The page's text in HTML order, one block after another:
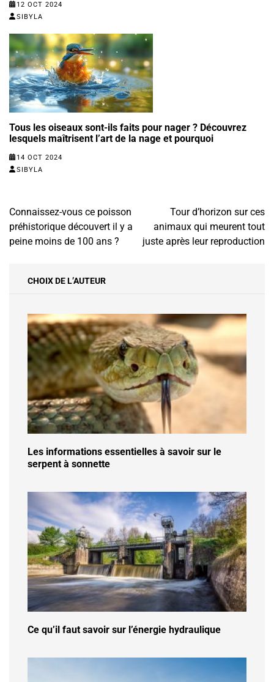
12 OCT 2024
SIBYLA
Tous les oiseaux sont-ils faits pour nager ? Découvrez
lesquels maîtrisent l’art de la nage et pourquoi
14 OCT 2024
SIBYLA
Navigation
de
l’article
Connaissez-vous ce poisson
préhistorique découvert il y a
peine moins de 100 ans ?
Tour d’horizon sur ces
animaux qui meurent tout
juste après leur reproduction
CHOIX DE L’AUTEUR
Les informations essentielles à savoir sur le
serpent à sonnette
Ce qu’il faut savoir sur l’énergie hydraulique